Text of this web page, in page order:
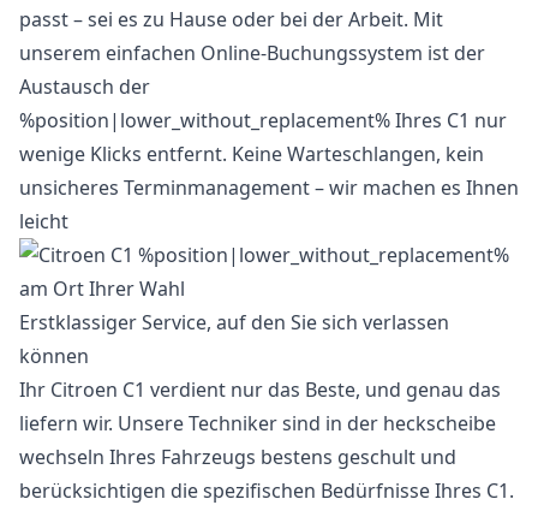
passt – sei es zu Hause oder bei der Arbeit. Mit
unserem einfachen Online-Buchungssystem ist der
Austausch der
%position|lower_without_replacement% Ihres C1 nur
wenige Klicks entfernt. Keine Warteschlangen, kein
unsicheres Terminmanagement – wir machen es Ihnen
leicht
Erstklassiger Service, auf den Sie sich verlassen
können
Ihr Citroen C1 verdient nur das Beste, und genau das
liefern wir. Unsere Techniker sind in der heckscheibe
wechseln Ihres Fahrzeugs bestens geschult und
berücksichtigen die spezifischen Bedürfnisse Ihres C1.